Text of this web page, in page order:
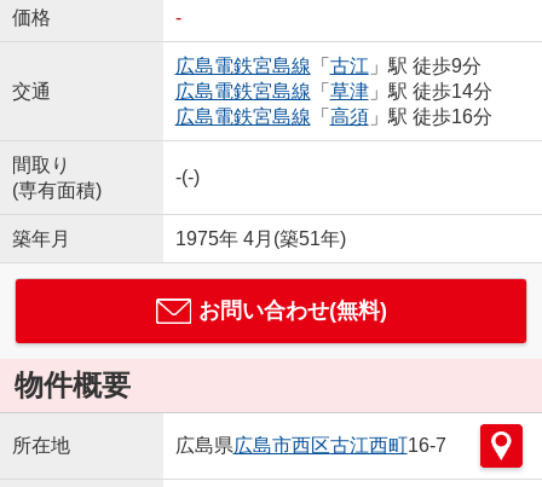
価格 -
交通
広島電鉄宮島線 「 古江 」駅 徒歩9分
広島電鉄宮島線 「 草津」駅 徒歩14分
広島電鉄宮島線 「 高須」駅 徒歩16分
間取り
(専有面積)
-(-)
築年月 1975年 4月(築51年)
お問い合わせ(無料)
物件概要
所在地 広島県広島市西区古江西町16-7